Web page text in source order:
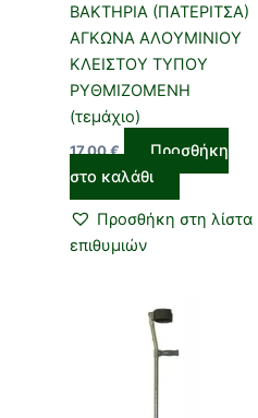
ΒΑΚΤΗΡΙΑ (ΠΑΤΕΡΙΤΣΑ)
ΑΓΚΩΝΑ ΑΛΟΥΜΙΝΙΟΥ
ΚΛΕΙΣΤΟΥ ΤΥΠΟΥ
ΡΥΘΜΙΖΟΜΕΝΗ
(τεμάχιο)
17,00€
Προσθήκη
στο καλάθι
Προσθήκη στη λίστα
επιθυμιών